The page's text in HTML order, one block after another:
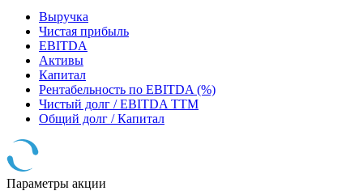
Выручка
Чистая прибыль
EBITDA
Активы
Капитал
Рентабельность по EBITDA (%)
Чистый долг / EBITDA TTM
Общий долг / Капитал
Параметры акции